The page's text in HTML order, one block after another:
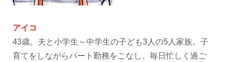
アイコ
43歳。夫と小学生～中学生の子ども3人の5人家族。子
育てをしながらパート勤務をこなし、毎日忙しく過ご